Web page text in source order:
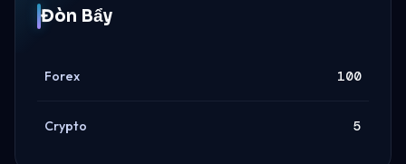
Đòn Bẩy
Forex 100
Crypto 5